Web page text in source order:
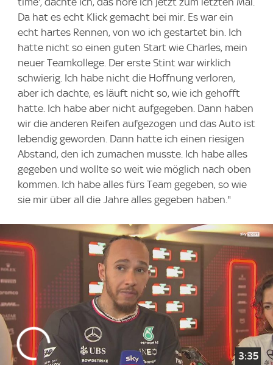
Da hat es echt Klick gemacht bei mir. Es war ein
echt hartes Rennen, von wo ich gestartet bin. Ich
hatte nicht so einen guten Start wie Charles, mein
neuer Teamkollege. Der erste Stint war wirklich
schwierig. Ich habe nicht die Hoffnung verloren,
aber ich dachte, es läuft nicht so, wie ich gehofft
hatte. Ich habe aber nicht aufgegeben. Dann haben
wir die anderen Reifen aufgezogen und das Auto ist
lebendig geworden. Dann hatte ich einen riesigen
Abstand, den ich zumachen musste. Ich habe alles
gegeben und wollte so weit wie möglich nach oben
kommen. Ich habe alles fürs Team gegeben, so wie
sie mir über all die Jahre alles gegeben haben."
3:35